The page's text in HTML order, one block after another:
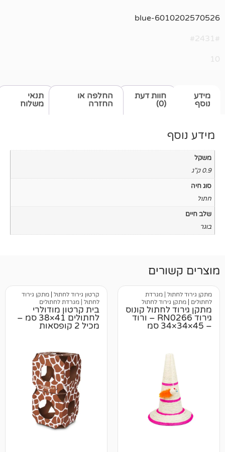
תנאי
משלוח
חוות דעת
החלפה או
החזרה
| מגרדת
לחתול
קונוס
גירוד RN0266 – ורוד
קרטון גירוד לחתול
מתקן גירוד
לחתול | מגרדת לחתולים
בית קרטון מודולרי
לחתולים 41×38 סמ –
מכיל 2 קופסאות